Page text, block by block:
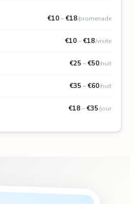
€10–€18/promenade
€10–€18/visite
€25 –€50/nuit
€35 –€60/nuit
€18–€35/jour